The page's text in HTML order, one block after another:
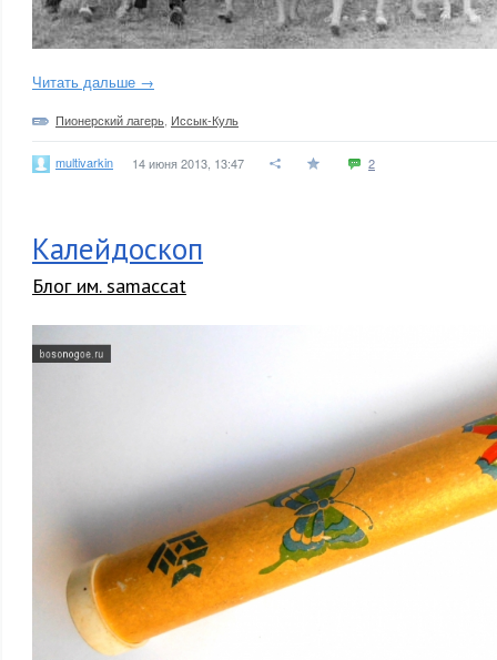
Читать дальше →
Пионерский лагерь Иссык-Куль
multivarkin 14 июня 2013, 13:47 2
Калейдоскоп
Блог им. samaccat